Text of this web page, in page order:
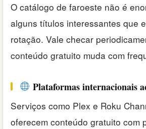
O catálogo de faroeste não é
alguns títulos interessantes que
rotação. Vale checar
conteúdo gratuito muda com
Plataformas internacionais
Serviços como Plex e Roku
oferecem conteúdo gratuito com